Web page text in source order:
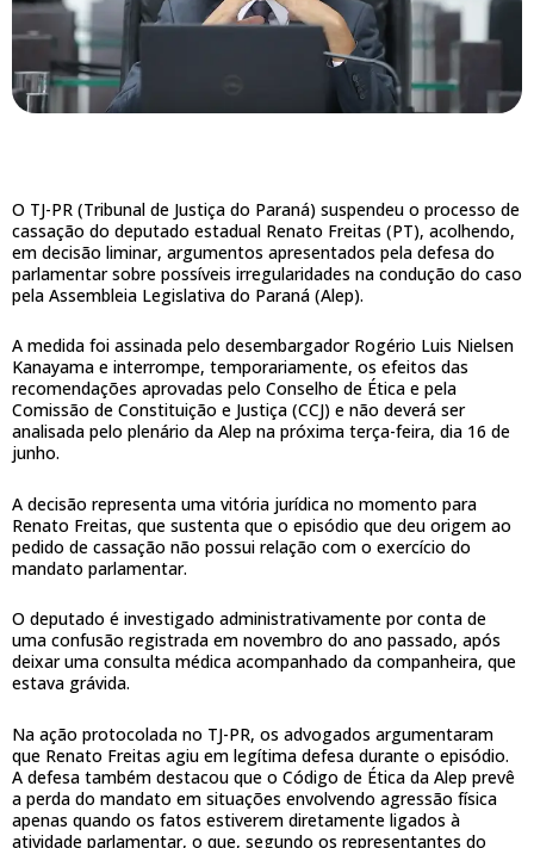
O TJ-PR (Tribunal de Justiça do Paraná) suspendeu o processo de
cassação do deputado estadual Renato Freitas (PT), acolhendo,
em decisão liminar, argumentos apresentados pela defesa do
parlamentar sobre possíveis irregularidades na condução do caso
pela Assembleia Legislativa do Paraná (Alep).
A medida foi assinada pelo desembargador Rogério Luis Nielsen
Kanayama e interrompe, temporariamente, os efeitos das
recomendações aprovadas pelo Conselho de Ética e pela
Comissão de Constituição e Justiça (CCJ) e não deverá ser
analisada pelo plenário da Alep na próxima terça-feira, dia 16 de
junho.
A decisão representa uma vitória jurídica no momento para
Renato Freitas, que sustenta que o episódio que deu origem ao
pedido de cassação não possui relação com o exercício do
mandato parlamentar.
O deputado é investigado administrativamente por conta de
uma confusão registrada em novembro do ano passado, após
deixar uma consulta médica acompanhado da companheira, que
estava grávida.
Na ação protocolada no TJ-PR, os advogados argumentaram
que Renato Freitas agiu em legítima defesa durante o episódio.
A defesa também destacou que o Código de Ética da Alep prevê
a perda do mandato em situações envolvendo agressão física
apenas quando os fatos estiverem diretamente ligados à
atividade parlamentar, o que, segundo os representantes do